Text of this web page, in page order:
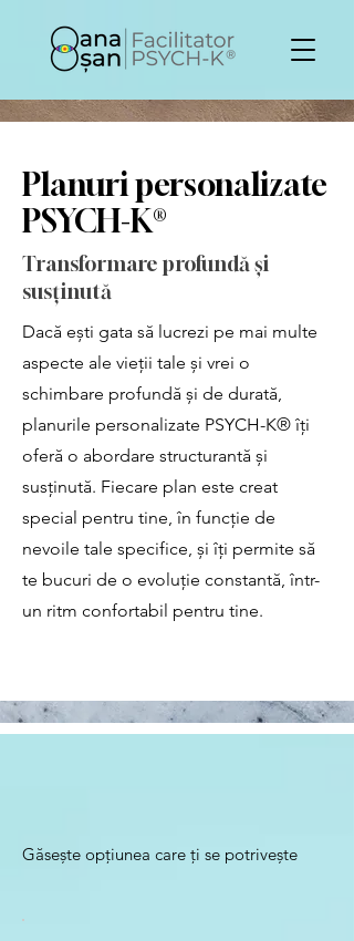
Planuri personalizate
PSYCH-K®
Transformare profundă și
susținută
Dacă ești gata să lucrezi pe mai multe
aspecte ale vieții tale și vrei o
schimbare profundă și de durată,
planurile personalizate PSYCH-K® îți
oferă o abordare structurantă și
susținută. Fiecare plan este creat
special pentru tine, în funcție de
nevoile tale specifice, și îți permite să
te bucuri de o evoluție constantă, într-
un ritm confortabil pentru tine.
Găsește opțiunea care ți se potrivește